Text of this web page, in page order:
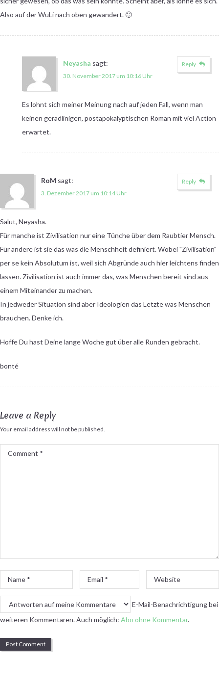
Also auf der WuLi nach oben gewandert. 🙂
Neyasha sagt:
30. November 2017 um 10:16 Uhr
Es lohnt sich meiner Meinung nach auf jeden Fall, wenn man
keinen geradlinigen, postapokalyptischen Roman mit viel Action
erwartet.
Reply
RoM sagt:
3. Dezember 2017 um 10:14 Uhr
Salut, Neyasha.
Für manche ist Zivilisation nur eine Tünche über dem Raubtier Mensch.
Für andere ist sie das was die Menschheit definiert. Wobei "Zivilisation"
per se kein Absolutum ist, weil sich Abgründe auch hier leichtens finden
lassen. Zivilisation ist auch immer das, was Menschen bereit sind aus
einem Miteinander zu machen.
In jedweder Situation sind aber Ideologien das Letzte was Menschen
brauchen. Denke ich.
Hoffe Du hast Deine lange Woche gut über alle Runden gebracht.
bonté
Reply
Leave a Reply
Your email address will not be published.
Comment
Name
*
Email
*
Website
E-Mail-Benachrichtigung bei
weiteren Kommentaren. Auch möglich: Abo ohne Kommentar.